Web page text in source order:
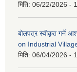
मिति: 06/22/2026 -
बोलपत्र स्वीकृत गर्ने
on Industrial
मिति: 06/04/2026 -